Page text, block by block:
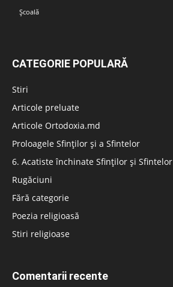
Școală
CATEGORIE POPULARĂ
Stiri
Articole preluate
Articole Ortodoxia.md
Proloagele Sfinților și a Sfintelor
6. Acatiste închinate Sfinților și Sfintelor
Rugăciuni
Fără categorie
Poezia religioasă
Stiri religioase
Comentarii recente